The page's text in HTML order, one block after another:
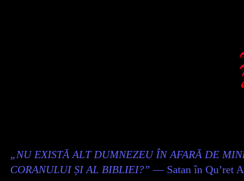
Content
Header
„NU EXISTĂ ALT DUMNEZEU ÎN AFARĂ DE
CORANULUI ȘI AL BIBLIEI?” — Satan în Qu’ret